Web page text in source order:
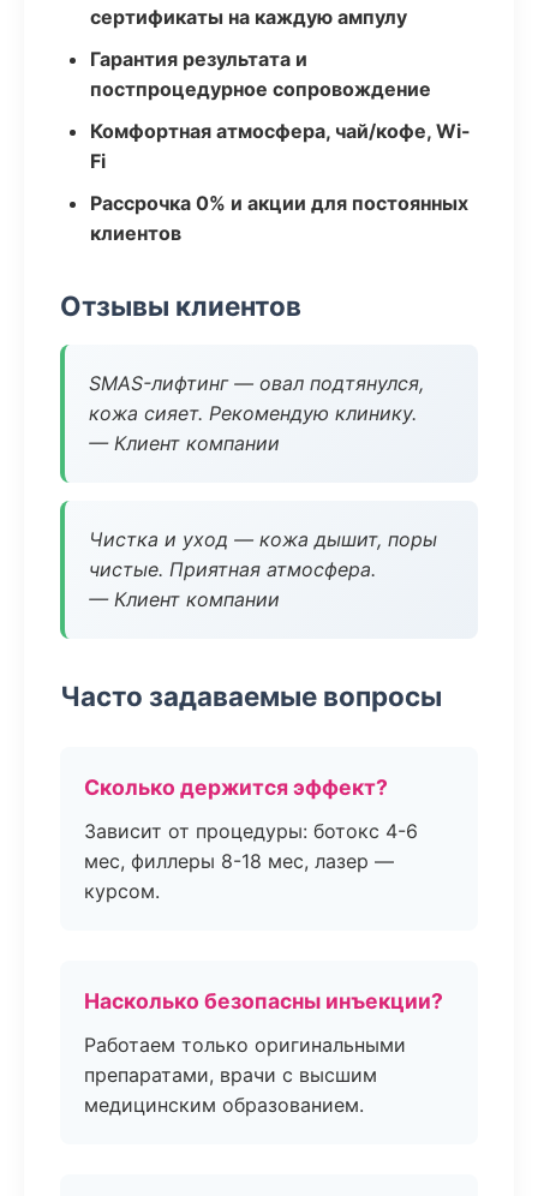
сертификаты на каждую ампулу
Гарантия результата и
постпроцедурное сопровождение
Комфортная атмосфера, чай/кофе, Wi-
Fi
Рассрочка 0% и акции для постоянных
клиентов
Отзывы клиентов
SMAS-лифтинг — овал подтянулся,
кожа сияет. Рекомендую клинику.
— Клиент компании
Чистка и уход — кожа дышит, поры
чистые. Приятная атмосфера.
— Клиент компании
Часто задаваемые вопросы
Сколько держится эффект?
Зависит от процедуры: ботокс 4-6
мес, филлеры 8-18 мес, лазер —
курсом.
Насколько безопасны инъекции?
Работаем только оригинальными
препаратами, врачи с высшим
медицинским образованием.